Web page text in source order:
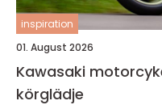
inspiration
01. August 2026
Kawasaki
körglädje